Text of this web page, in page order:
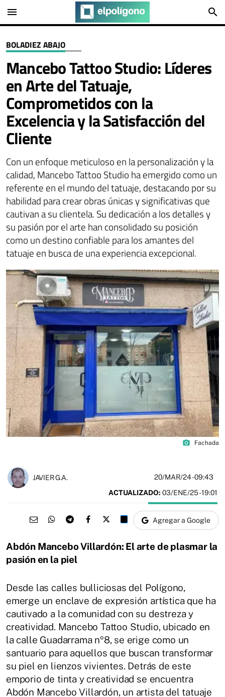
menu search
BOLADIEZ ABAJO
Mancebo Tattoo Studio: Líderes
en Arte del Tatuaje,
Comprometidos con la
Excelencia y la Satisfacción del
Cliente
Con un enfoque meticuloso en la personalización y la
calidad, Mancebo Tattoo Studio ha emergido como un
referente en el mundo del tatuaje, destacando por su
habilidad para crear obras únicas y significativas que
cautivan a su clientela. Su dedicación a los detalles y
su pasión por el arte han consolidado su posición
como un destino confiable para los amantes del
tatuaje en busca de una experiencia excepcional.
photo_camera Fachada
JAVIER G.A. 20/MAR/24- 09:43
ACTUALIZADO: 03/ENE/25 - 19:01
Agregar a Google
Abdón Mancebo Villardón: El arte de plasmar la
pasión en la piel
Desde las calles bulliciosas del Polígono,
emerge un enclave de expresión artística que ha
cautivado a la comunidad con su destreza y
creatividad. Mancebo Tattoo Studio, ubicado en
la calle Guadarrama nº8, se erige como un
santuario para aquellos que buscan transformar
su piel en lienzos vivientes. Detrás de este
emporio de tinta y creatividad se encuentra
Abdón Mancebo Villardón, un artista del tatuaje